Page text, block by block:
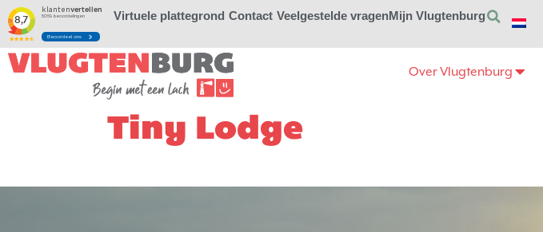
Virtuele plattegrond Contact Veelgestelde vragenMijn Vlugtenburg
Over Vlugtenburg
Tiny Lodge